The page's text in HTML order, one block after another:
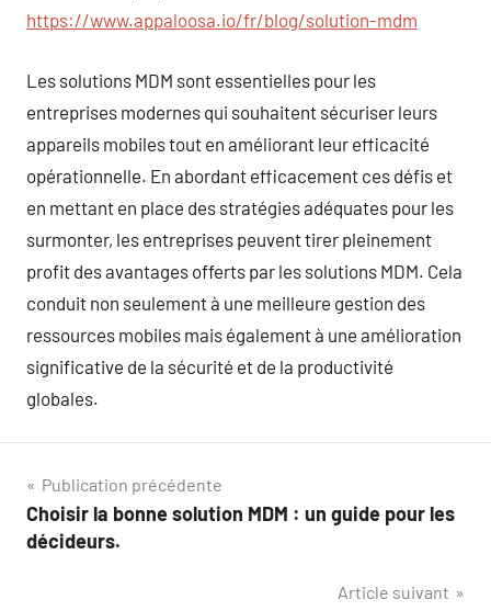
https://www.appaloosa.io/fr/blog/solution-mdm
Les solutions MDM sont essentielles pour les
entreprises modernes qui souhaitent sécuriser leurs
appareils mobiles tout en améliorant leur efficacité
opérationnelle. En abordant efficacement ces défis et
en mettant en place des stratégies adéquates pour les
surmonter, les entreprises peuvent tirer pleinement
profit des avantages offerts par les solutions MDM. Cela
conduit non seulement à une meilleure gestion des
ressources mobiles mais également à une amélioration
significative de la sécurité et de la productivité
globales.
Navigation
de
Publication précédente
Choisir la bonne solution MDM : un guide pour les
décideurs.
Article suivant